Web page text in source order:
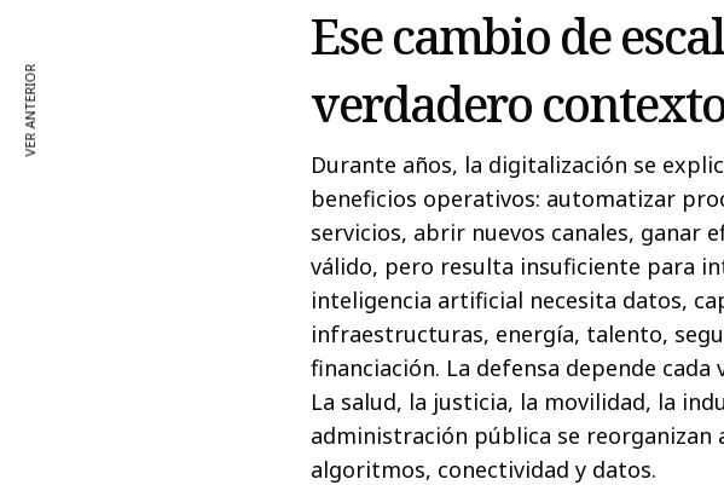
Ese cambio de
verdadero
Durante años, la digitalización se
beneficios operativos: automatizar
servicios, abrir nuevos canales, ganar
válido, pero resulta insuficiente para
inteligencia artificial necesita datos,
infraestructuras, energía, talento,
financiación. La defensa depende cada
La salud, la justicia, la movilidad, la
administración pública se
algoritmos, conectividad y datos.
VER ANTERIOR